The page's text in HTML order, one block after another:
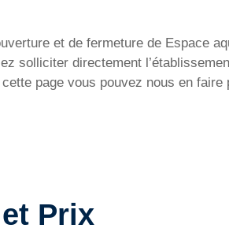
et de fermeture de Espace
solliciter directement
page vous pouvez nous en
Prix